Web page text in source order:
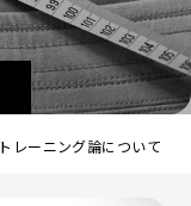
トレーニング論について